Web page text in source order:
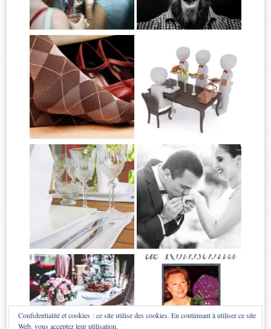
Confidentialité et cookies : ce site utilise des cookies. En continuant à utiliser ce site
Web, vous acceptez leur utilisation.